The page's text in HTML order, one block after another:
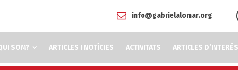
info@gabrielalomar.org
SOM? ARTICLES I NOTÍCIES ACTIVITATS ARTICLES D’INTERÉS